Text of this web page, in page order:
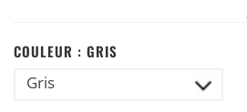
COULEUR : GRIS
Gris